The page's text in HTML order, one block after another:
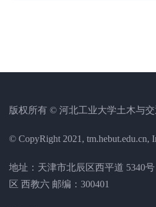
版权所有 © 河北工业大学土木与
© CopyRight 2021, tm.hebut.edu.cn,
地址：天津市北辰区西平道 5340
区 西教六 邮编：300401